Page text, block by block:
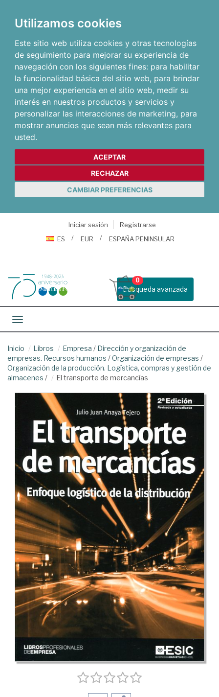
Utilizamos cookies
Este sitio web utiliza cookies y otras tecnologías
de seguimiento para mejorar su experiencia de
navegación con los siguientes fines: para habilitar
la funcionalidad básica del sitio web, para brindar
una mejor experiencia en el sitio web, medir su
interés en nuestros productos y servicios y
personalizar las interacciones de marketing, para
mostrar anuncios que sean más relevantes para
usted.
ACEPTAR
RECHAZAR
CAMBIAR PREFERENCIAS
Iniciar sesión
Registrarse
ES
EUR ESPAÑA PENINSULAR
Busqueda avanzada
0
Toggle navigation
Inicio Libros Empresa / Dirección y organización de
empresas. Recursos humanos /Organización de empresas /
Organización de la producción. Logística, compras y gestión de
almacenes / El transporte de mercancías